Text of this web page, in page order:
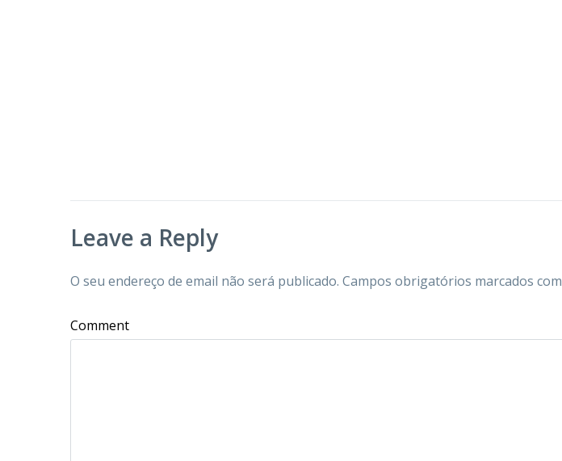
Leave a Reply
O seu endereço de email não será publicado. Campos obrigatórios marcados com
Comment